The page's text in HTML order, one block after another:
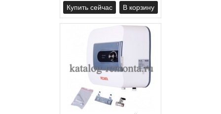
Купить сейчас В корзину